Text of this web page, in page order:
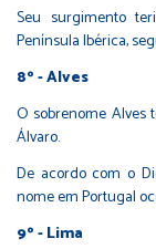
Seu surgimento
Península Ibérica,
8º - Alves
O sobrenome Alves
Álvaro.
De acordo com o
nome em Portugal
9º - Lima